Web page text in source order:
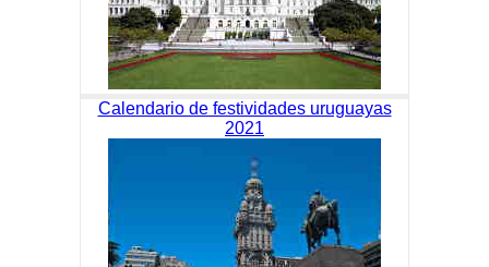
Calendario de festividades uruguayas
2021